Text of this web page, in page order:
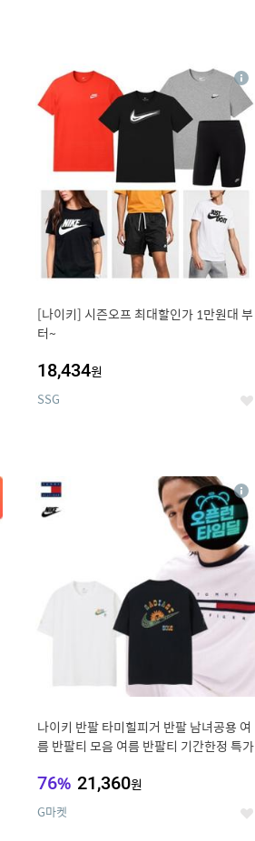
11
[나이키] 시즌오프 최대할인가 1만원대 부
터~
18,434원
SSG 좋
상
세
15
나이키 반팔 타미힐피거 반팔 남녀공용 여
름 반팔티 모음 여름 반팔티 기간한정 특가
76% 21,360원
G마켓 좋
상
세